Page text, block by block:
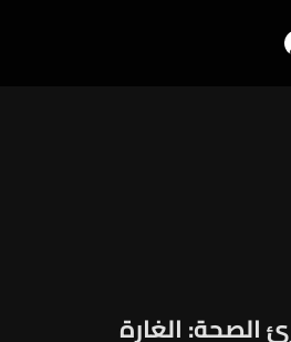
الصحة: الغارة